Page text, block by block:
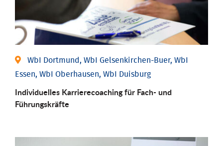
WbI Dortmund, WbI Gelsenkirchen-Buer, WbI
Essen, WbI Oberhausen, WbI Duisburg
Individu­elles Karrierecoaching für Fach-­ und
Führungs­kräfte